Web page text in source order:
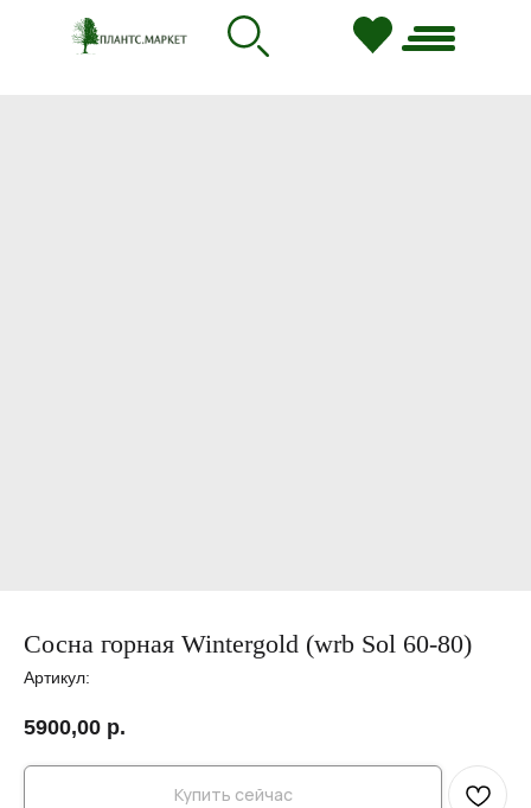
Сосна горная Wintergold (wrb Sol 60-80)
Артикул:
5900,00 р.
Купить сейчас